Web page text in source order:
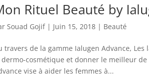
Rituel Beauté by
Souad Gojif| Juin 15, 2018 | Beauté
travers de la gamme Ialugen Advance,
dermo-cosmétique et donner le meilleur
vise à aider les femmes à...